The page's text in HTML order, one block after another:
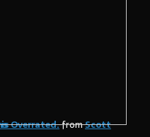
Overrated.from